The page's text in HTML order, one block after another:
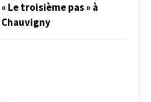
« Le troisième pas » à
Chauvigny